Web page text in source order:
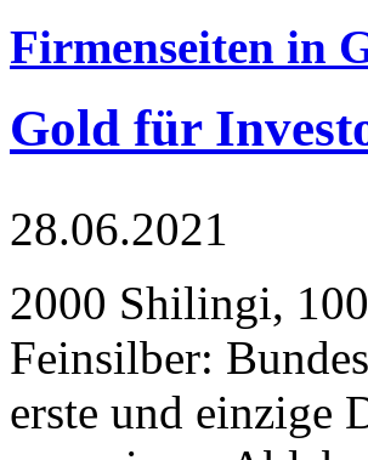
Firmenseiten in
Gold für
28.06.2021
2000 Shilingi,
Feinsilber:
erste und einzige